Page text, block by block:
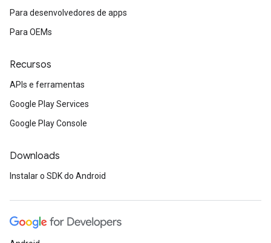
Para desenvolvedores de apps
Para OEMs
Recursos
APIs e ferramentas
Google Play Services
Google Play Console
Downloads
Instalar o SDK do Android